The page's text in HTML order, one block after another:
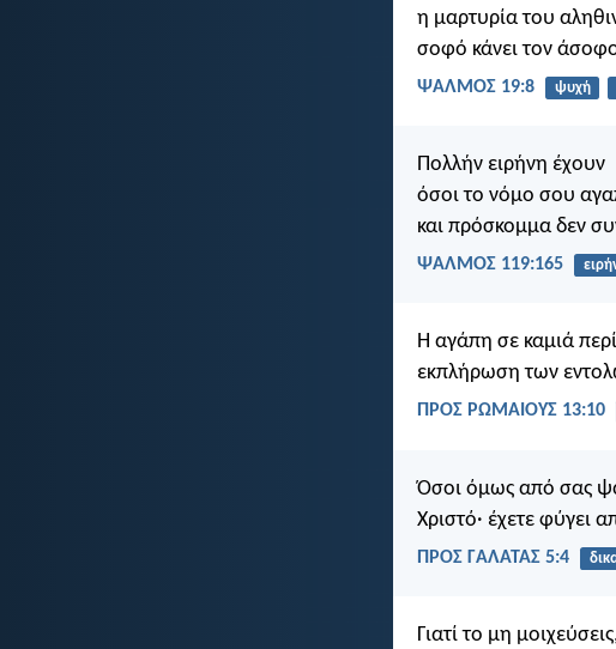
η μαρτυρία του
σοφό κάνει τον
ΨΑΛΜΌΣ 19:8 ψυχή
Πολλήν ειρήνη έχουν
όσοι το νόμο σου
και πρόσκομμα δεν
ΨΑΛΜΌΣ 119:165
Η αγάπη σε καμιά
εκπλήρωση των
ΠΡΟΣ ΡΩΜΑΙΟΥΣ 13:10
Όσοι όμως από σας
Χριστό· έχετε φύγει
ΠΡΟΣ ΓΑΛΑΤΑΣ 5:4
Γιατί το μη